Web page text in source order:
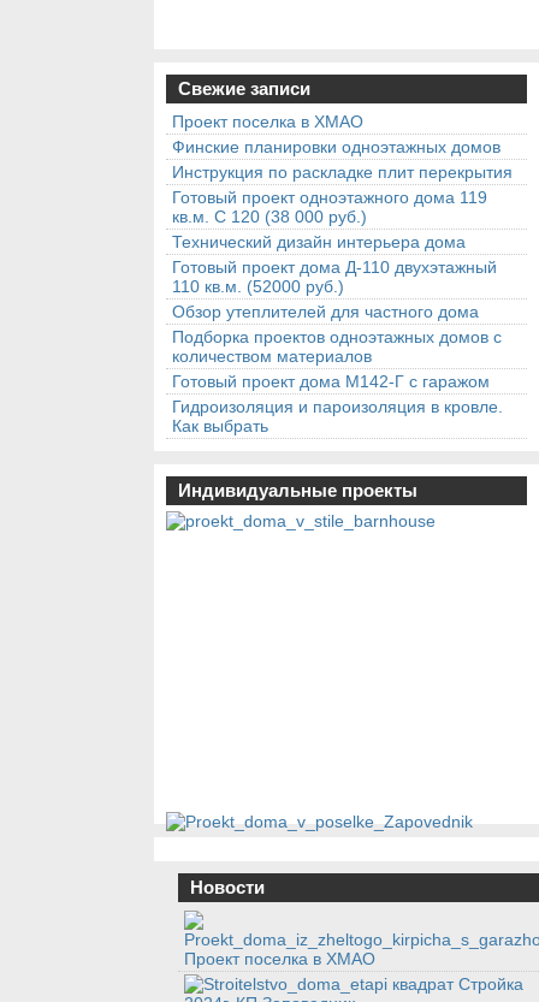
Свежие записи
Проект поселка в ХМАО
Финские планировки одноэтажных домов
Инструкция по раскладке плит перекрытия
Готовый проект одноэтажного дома 119
кв.м. С 120 (38 000 руб.)
Технический дизайн интерьера дома
Готовый проект дома Д-110 двухэтажный
110 кв.м. (52000 руб.)
Обзор утеплителей для частного дома
Подборка проектов одноэтажных домов с
количеством материалов
Готовый проект дома М142-Г с гаражом
Гидроизоляция и пароизоляция в кровле.
Как выбрать
Индивидуальные проекты
Новости
Проект поселка в ХМАО
Стройка